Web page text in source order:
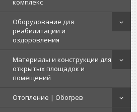
комплекс
Оборудование для
реабилитации и
оздоровления
Материалы и конструкции для
открытых площадок и
помещений
Отопление | Обогрев